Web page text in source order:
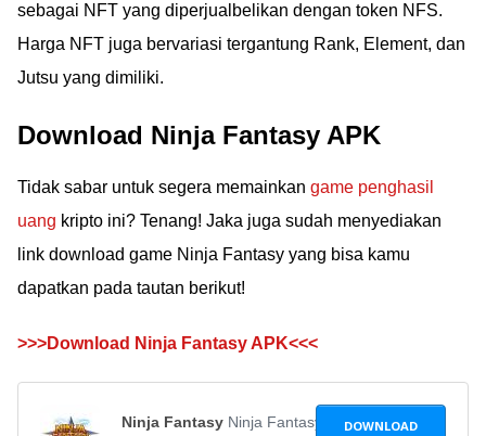
sebagai NFT yang diperjualbelikan dengan token NFS.
Harga NFT juga bervariasi tergantung Rank, Element, dan
Jutsu yang dimiliki.
Download Ninja Fantasy APK
Tidak sabar untuk segera memainkan game penghasil
uang kripto ini? Tenang! Jaka juga sudah menyediakan
link download game Ninja Fantasy yang bisa kamu
dapatkan pada tautan berikut!
>>>Download Ninja Fantasy APK<<<
Ninja Fantasy Ninja Fantasy DOWNLOAD